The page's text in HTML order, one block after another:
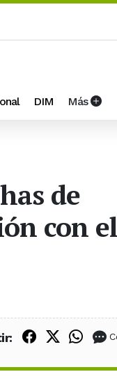
DIM Más
de
con
Compartir